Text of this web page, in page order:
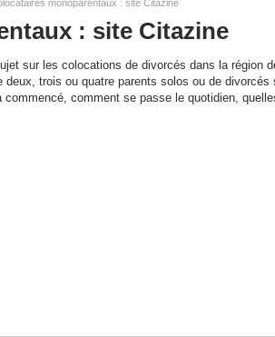
monoparentaux : site Citazine
: site Citazine
sur les colocations de divorcés dans la région
trois ou quatre parents solos ou de divorcés
comment se passe le quotidien,